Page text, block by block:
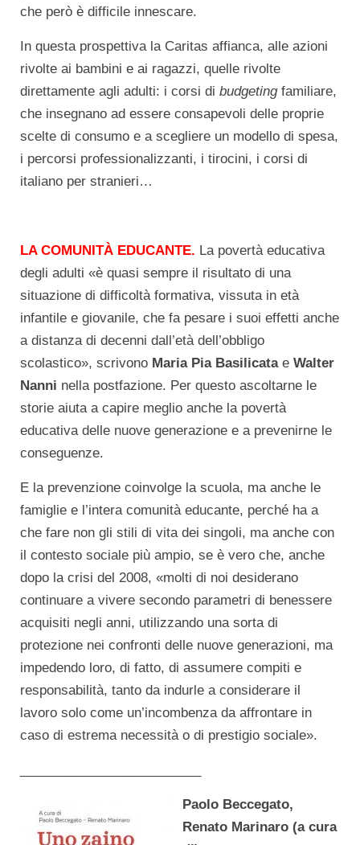
che però è difficile innescare.
In questa prospettiva la Caritas affianca, alle azioni
rivolte ai bambini e ai ragazzi, quelle rivolte
direttamente agli adulti: i corsi di budgetingfamiliare,
che insegnano ad essere consapevoli delle proprie
scelte di consumo e a scegliere un modello di spesa,
i percorsi professionalizzanti, i tirocini, i corsi di
italiano per stranieri…
LA COMUNITÀ EDUCANTE. La povertà educativa
degli adulti «è quasi sempre il risultato di una
situazione di difficoltà formativa, vissuta in età
infantile e giovanile, che fa pesare i suoi effetti anche
a distanza di decenni dall’età dell’obbligo
scolastico», scrivono Maria Pia Basilicatae Walter
Nanni nella postfazione. Per questo ascoltarne le
storie aiuta a capire meglio anche la povertà
educativa delle nuove generazione e a prevenirne le
conseguenze.
E la prevenzione coinvolge la scuola, ma anche le
famiglie e l’intera comunità educante, perché ha a
che fare non gli stili di vita dei singoli, ma anche con
il contesto sociale più ampio, se è vero che, anche
dopo la crisi del 2008, «molti di noi desiderano
continuare a vivere secondo parametri di benessere
acquisiti negli anni, utilizzando una sorta di
protezione nei confronti delle nuove generazioni, ma
impedendo loro, di fatto, di assumere compiti e
responsabilità, tanto da indurle a considerare il
lavoro solo come un’incombenza da affrontare in
caso di estrema necessità o di prestigio sociale».
Paolo Beccegato,
Renato Marinaro (a cura